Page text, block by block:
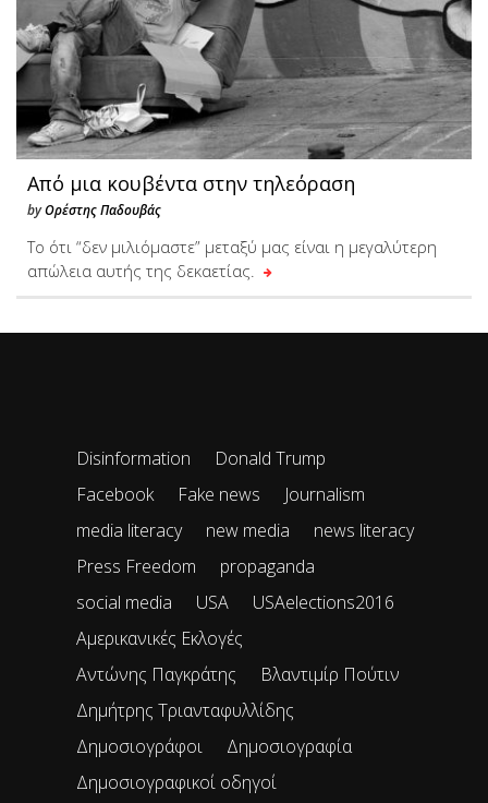
Από μια κουβέντα στην τηλεόραση
byΟρέστης Παδουβάς
Το ότι “δεν μιλιόμαστε” μεταξύ μας είναι η μεγαλύτερη
απώλεια αυτής της δεκαετίας.
Disinformation
Donald Trump
Facebook
Fake news
Journalism
media literacy
new media
news literacy
Press Freedom
propaganda
social media
USA
USAelections2016
Αμερικανικές Εκλογές
Αντώνης Παγκράτης
Βλαντιμίρ Πούτιν
Δημήτρης Τριανταφυλλίδης
Δημοσιογράφοι
Δημοσιογραφία
Δημοσιογραφικοί οδηγοί